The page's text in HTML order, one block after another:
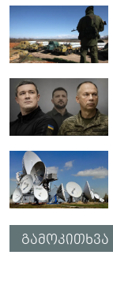
გამოკითხვა